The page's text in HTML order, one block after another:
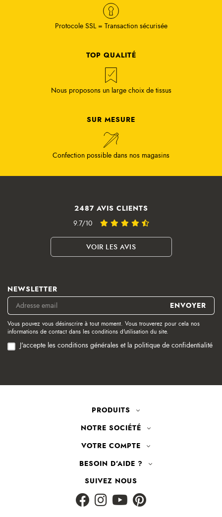
Protocole SSL = Transaction sécurisée
TOP QUALITÉ
Nous proposons un large choix de tissus
SUR MESURE
Confection possible dans nos magasins
2487 AVIS CLIENTS
9.7/10
VOIR LES AVIS
NEWSLETTER
Vous pouvez vous désinscrire à tout moment. Vous trouverez pour cela nos
informations de contact dans les conditions d'utilisation du site.
J'accepte les conditions générales et la politique de confidentialité
PRODUITS
NOTRE SOCIÉTÉ
VOTRE COMPTE
BESOIN D'AIDE ?
SUIVEZ NOUS